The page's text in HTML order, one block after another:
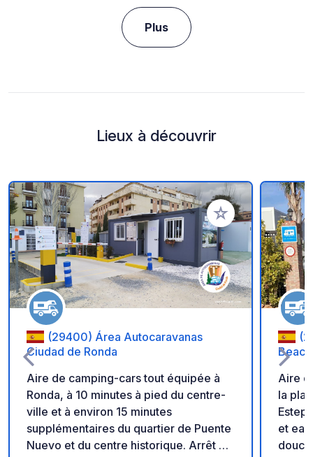
Plus
Lieux à découvrir
Ajouter à vos
(29400) Área Autocaravanas
Ciudad de Ronda
Aire de camping-cars tout équipée à
Ronda, à 10 minutes à pied du centre-
ville et à environ 15 minutes
supplémentaires du quartier de Puente
Nuevo et du centre historique. Arrêt de
Beach
Aire
la
et